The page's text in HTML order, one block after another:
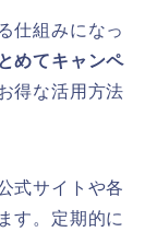
仕組みになっ
めてキャンペ
得な活用方法
式サイトや各
す。定期的に